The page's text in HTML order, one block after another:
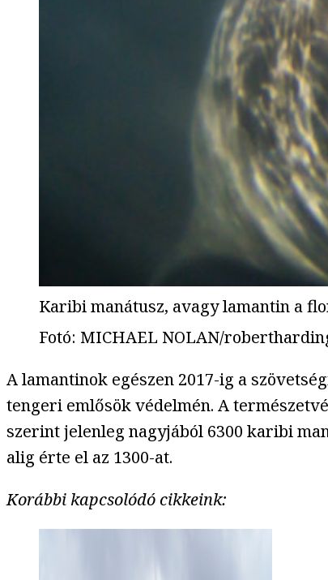
Karibi manátusz, avagy lamantin a
Fotó: MICHAEL NOLAN/
A lamantinok egészen 2017-ig a
tengeri emlősök védelmén. A
szerint jelenleg nagyjából 6300 karibi
alig érte el az 1300-at.
Korábbi kapcsolódó cikkeink: